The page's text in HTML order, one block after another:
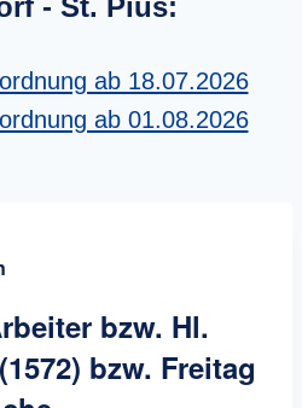
- St. Pius:
ab 18.07.2026
ab 01.08.2026
bzw. Hl.
bzw. Freitag